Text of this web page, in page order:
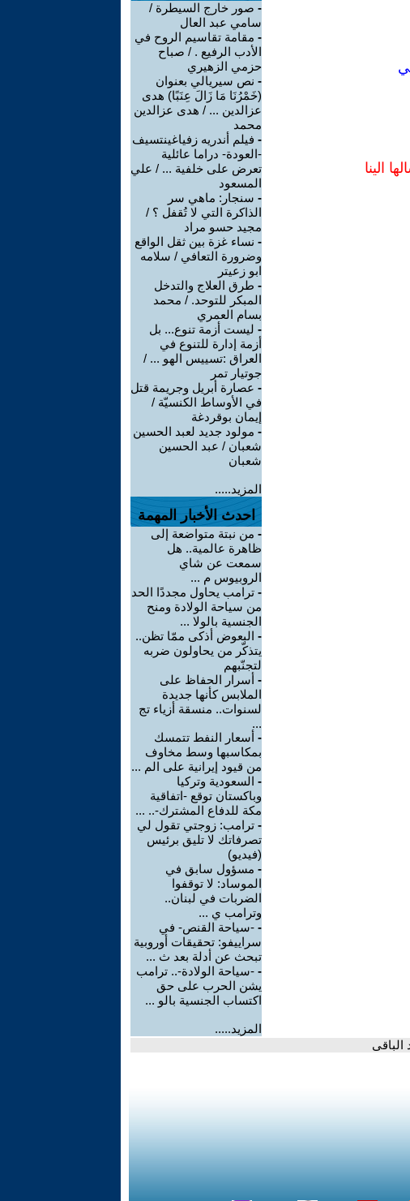
الينا
- صور خارج السيطرة /
سامي عبد العال
- مقامة تقاسيم الروح في
الأدب الرفيع . / صباح
حزمي الزهيري
- نص سيريالي بعنوان
(خَمْرُنَا مَا زَالَ عِنَبًا) هدى
عزالدين ... / هدى عزالدين
محمد
- فيلم أندريه زفياغينتسيف
-العودة- دراما عائلية
تعرض على خلفية ... / علي
المسعود
- سنجار: ماهي سر
الذاكرة التي لا تُقفل ؟ /
مجيد حسو مراد
- نساء غزة بين ثقل الواقع
وضرورة التعافي / سلامه
ابو زعيتر
- طرق العلاج والتدخل
المبكر للتوحد. / محمد
بسام العمري
- ليست أزمة تنوع... بل
أزمة إدارة للتنوع في
العراق :تسييس الهو ... /
جوتيار تمر
- عصارة أبريل وجريمة قتل
في الأوساط الكنسيّة /
إيمان بوقردغة
- مولود جديد لعبد الحسين
شعبان / عبد الحسين
شعبان
المزيد.....
احدث الأخبار المهمة
- من نبتة متواضعة إلى
ظاهرة عالمية.. هل
سمعت عن شاي
الروبيوس م ...
- ترامب يحاول مجددًا الحد
من سياحة الولادة ومنح
الجنسية بالولا ...
- البعوض أذكى ممّا تظن..
يتذكّر من يحاولون ضربه
لتجنّبهم
- أسرار الحفاظ على
الملابس كأنها جديدة
لسنوات.. منسقة أزياء تج
...
- أسعار النفط تتمسك
بمكاسبها وسط مخاوف
من قيود إيرانية على الم ...
- السعودية وتركيا
وباكستان توقع -اتفاقية
مكة للدفاع المشترك-.. ...
- ترامب: زوجتي تقول لي
تصرفاتك لا تليق برئيس
(فيديو)
- مسؤول سابق في
الموساد: لا توقفوا
الضربات في لبنان..
وترامب ي ...
- -سياحة القنص- في
سراييفو: تحقيقات أوروبية
تبحث عن أدلة بعد ث ...
- -سياحة الولادة-.. ترامب
يشن الحرب على حق
اكتساب الجنسية بالو ...
المزيد.....